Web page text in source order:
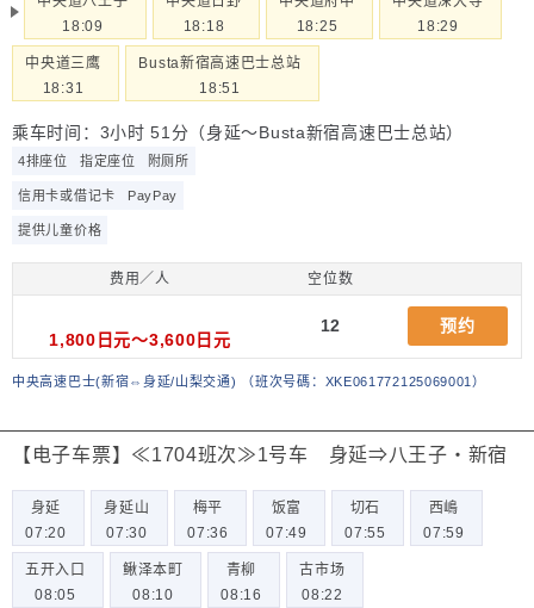
中央高速巴士(新宿⇔身延/山梨交通) （班次号碼：XKE061772125069001）
18:09
18:18
18:25
18:29
中央道三鹰
18:31
Busta新宿高速巴士总站
18:51
乘车时间：3小时 51分（身延～Busta新宿高速巴士总站）
4排座位 指定座位 附厕所
信用卡或借记卡 PayPay
提供儿童价格
费用／人 空位数
1,800日元～3,600日元
12 预约
【电子车票】≪1704班次≫1号车 身延⇒八王子・新宿
身延
07:20
身延山
07:30
梅平
07:36
饭富
07:49
切石
07:55
西嶋
07:59
五开入口
08:05
鳅泽本町
08:10
青柳
08:16
古市场
08:22